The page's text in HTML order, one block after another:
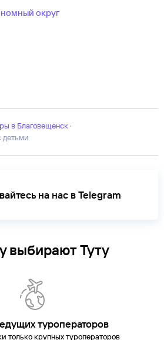
округ
в Благовещенск ·
детьми
на нас в Telegram
выбирают Туту
туроператоров
только крупных туроператоров